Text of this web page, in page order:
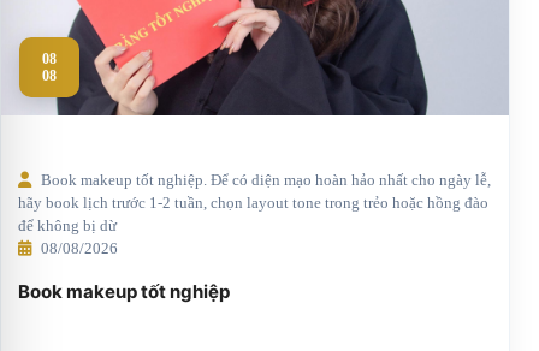
08
08
Book makeup tốt nghiệp. Để có diện mạo hoàn hảo nhất cho ngày lễ,
hãy book lịch trước 1-2 tuần, chọn layout tone trong trẻo hoặc hồng đào
để không bị dừ
08/08/2026
Book makeup tốt nghiệp